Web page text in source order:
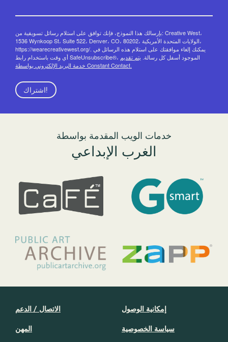
بإرسالك هذا النموذج، فإنك توافق على استلام رسائل تسويقية من: Creative West،
1536 Wynkoop St، Suite 522، Denver، CO، 80202، الولايات المتحدة الأمريكية،
https://wearecreativewest.org/. يمكنك إلغاء موافقتك على استلام هذه الرسائل في
أي وقت باستخدام رابط SafeUnsubscribe®، الموجود أسفل كل رسالة. يتم تقديم
خدمة البريد الإلكتروني بواسطة Constant Contact.
اشتراك!
خدمات الويب المقدمة بواسطة
الغرب الإبداعي
الاتصال / الدعم
المهن
إمكانية الوصول
سياسة الخصوصية